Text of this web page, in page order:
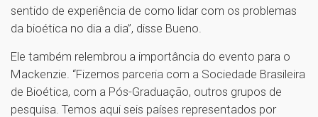
sentido de experiência de como lidar com os problemas
da bioética no dia a dia”, disse Bueno.
Ele também relembrou a importância do evento para o
Mackenzie. “Fizemos parceria com a Sociedade Brasileira
de Bioética, com a Pós-Graduação, outros grupos de
pesquisa. Temos aqui seis países representados por